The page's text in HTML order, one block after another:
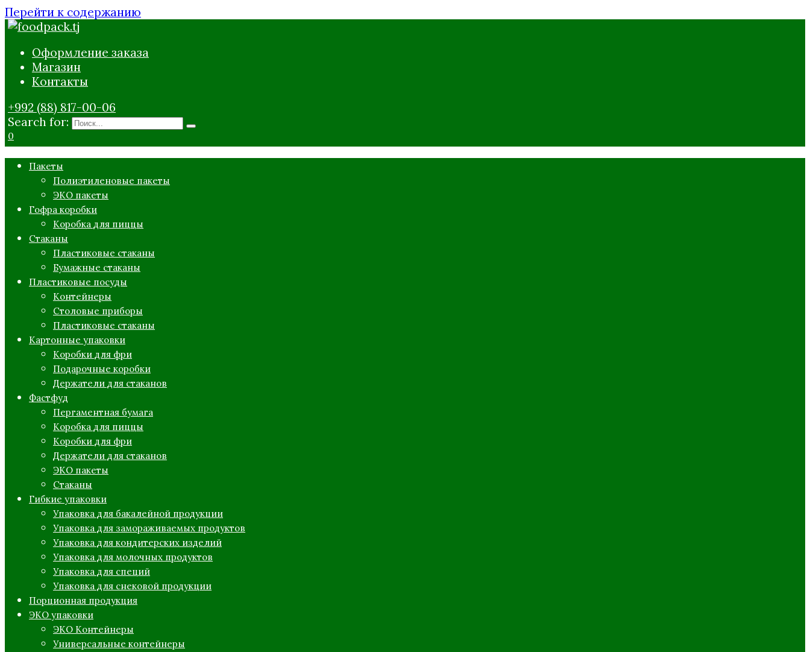
Перейти к содержанию
Оформление заказа
Магазин
Контакты
+992 (88) 817-00-06
Search for:
0
Пакеты
Полиэтиленовые пакеты
ЭКО пакеты
Гофра коробки
Коробка для пиццы
Стаканы
Пластиковые стаканы
Бумажные стаканы
Пластиковые посуды
Контейнеры
Столовые приборы
Пластиковые стаканы
Картонные упаковки
Коробки для фри
Подарочные коробки
Держатели для стаканов
Фастфуд
Пергаментная бумага
Коробка для пиццы
Коробки для фри
Держатели для стаканов
ЭКО пакеты
Стаканы
Гибкие упаковки
Упаковка для бакалейной продукции
Упаковка для замораживаемых продуктов
Упаковка для кондитерских изделий
Упаковка для молочных продуктов
Упаковка для специй
Упаковка для снековой продукции
Порционная продукция
ЭКО упаковки
ЭКО Контейнеры
Универсальные контейнеры